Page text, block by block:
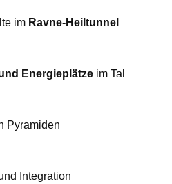
im Ravne-Heiltunnel
Energieplätze im Tal
Pyramiden
Integration